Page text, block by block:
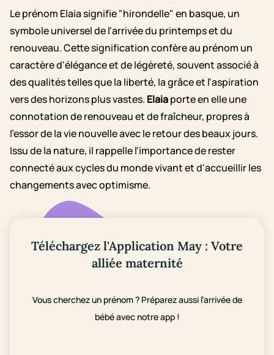
Le prénom Elaia signifie "hirondelle" en basque, un
symbole universel de l'arrivée du printemps et du
renouveau. Cette signification confère au prénom un
caractère d'élégance et de légèreté, souvent associé à
des qualités telles que la liberté, la grâce et l'aspiration
vers des horizons plus vastes. Elaiaporte en elle une
connotation de renouveau et de fraîcheur, propres à
l'essor de la vie nouvelle avec le retour des beaux jours.
Issu de la nature, il rappelle l'importance de rester
connecté aux cycles du monde vivant et d'accueillir les
changements avec optimisme.
Téléchargez l'Application May : Votre
alliée maternité
Vous cherchez un prénom ? Préparez aussi l’arrivée de
bébé avec notre app !